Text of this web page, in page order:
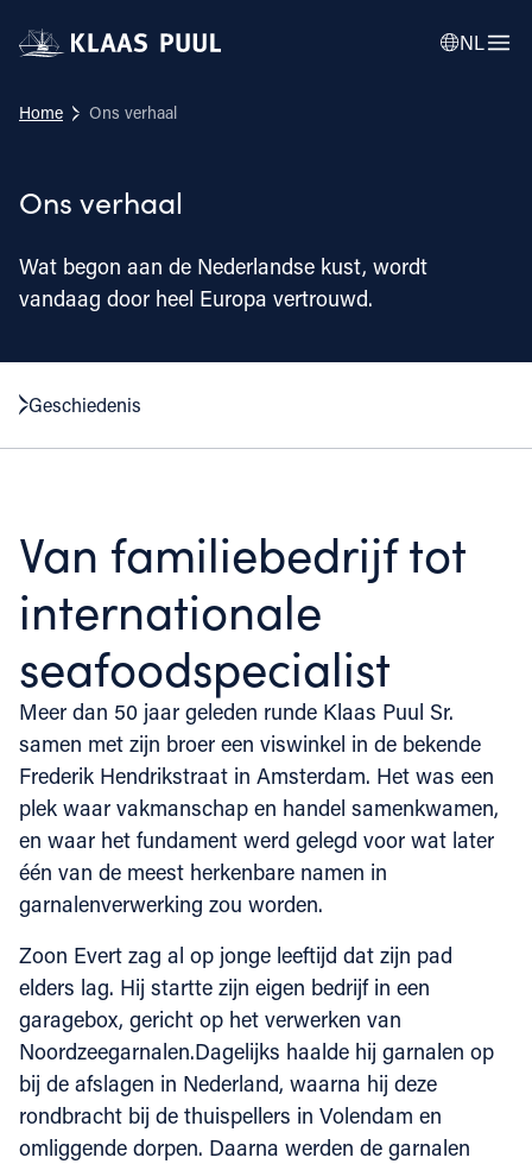
NL
Home Ons verhaal
Ons verhaal
Wat begon aan de Nederlandse kust, wordt
vandaag door heel Europa vertrouwd.
Geschiedenis
Van familiebedrijf tot
internationale
seafoodspecialist
Meer dan 50 jaar geleden runde Klaas Puul Sr.
samen met zijn broer een viswinkel in de bekende
Frederik Hendrikstraat in Amsterdam. Het was een
plek waar vakmanschap en handel samenkwamen,
en waar het fundament werd gelegd voor wat later
één van de meest herkenbare namen in
garnalenverwerking zou worden.
Zoon Evert zag al op jonge leeftijd dat zijn pad
elders lag. Hij startte zijn eigen bedrijf in een
garagebox, gericht op het verwerken van
Noordzeegarnalen.Dagelijks haalde hij garnalen op
bij de afslagen in Nederland, waarna hij deze
rondbracht bij de thuispellers in Volendam en
omliggende dorpen. Daarna werden de garnalen